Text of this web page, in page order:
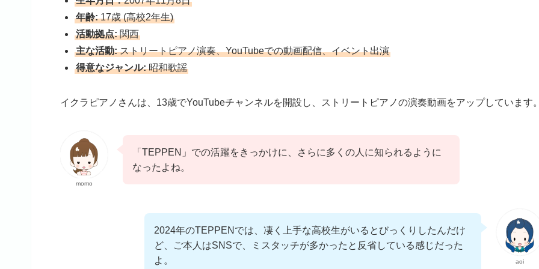
年齢:17歳 (高校2年生)
活動拠点:関西
主な活動:ストリートピアノ演奏、YouTubeでの動画配信、イベント出演
得意なジャンル:昭和歌謡
イクラピアノさんは、13歳でYouTubeチャンネルを開設し、ストリートピアノの演奏動画をアップしています
momo
「TEPPEN」での活躍をきっかけに、さらに多くの人に知られるように
なったよね。
aoi
2024年のTEPPENでは、凄く上手な高校生がいるとびっくりしたんだけ
ど、ご本人はSNSで、ミスタッチが多かったと反省している感じだった
よ。